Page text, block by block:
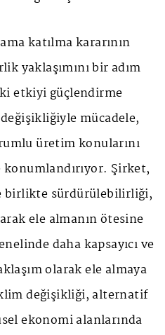
katılma kararının
yaklaşımını bir adım
etkiyi güçlendirme
mücadele,
üretim konularını
Şirket,
birlikte sürdürülebilirliği,
ele almanın ötesine
daha kapsayıcı ve
olarak ele almaya
değişikliği, alternatif
ekonomi alanlarında